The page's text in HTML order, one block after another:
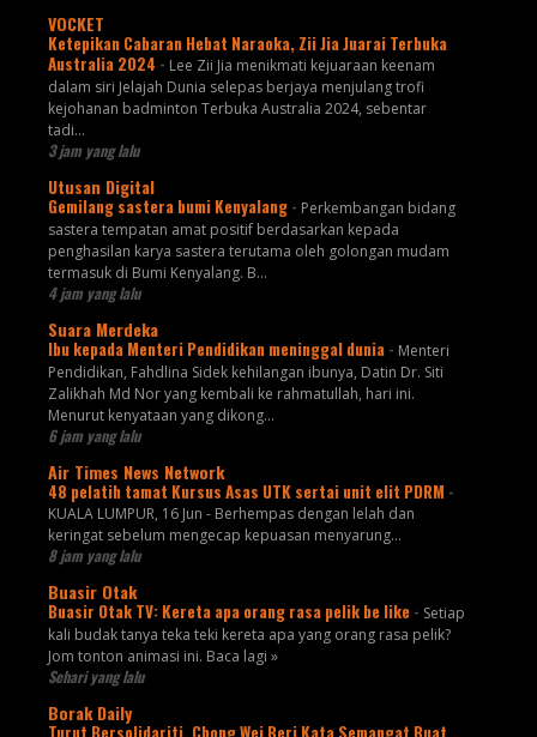
VOCKET
Ketepikan Cabaran Hebat Naraoka, Zii Jia Juarai Terbuka
Australia 2024 - Lee Zii Jia menikmati kejuaraan keenam
dalam siri Jelajah Dunia selepas berjaya menjulang trofi
kejohanan badminton Terbuka Australia 2024, sebentar
tadi...
3 jam yang lalu
Utusan Digital
Gemilang sastera bumi Kenyalang - Perkembangan bidang
sastera tempatan amat positif berdasarkan kepada
penghasilan karya sastera terutama oleh golongan mudam
termasuk di Bumi Kenyalang. B...
4 jam yang lalu
Suara Merdeka
Ibu kepada Menteri Pendidikan meninggal dunia - Menteri
Pendidikan, Fahdlina Sidek kehilangan ibunya, Datin Dr. Siti
Zalikhah Md Nor yang kembali ke rahmatullah, hari ini.
Menurut kenyataan yang dikong...
6 jam yang lalu
Air Times News Network
48 pelatih tamat Kursus Asas UTK sertai unit elit PDRM -
KUALA LUMPUR, 16 Jun - Berhempas dengan lelah dan
keringat sebelum mengecap kepuasan menyarung…
8 jam yang lalu
Buasir Otak
Buasir Otak TV: Kereta apa orang rasa pelik be like - Setiap
kali budak tanya teka teki kereta apa yang orang rasa pelik?
Jom tonton animasi ini. Baca lagi »
Sehari yang lalu
Borak Daily
Turut Bersolidariti, Chong Wei Beri Kata Semangat Buat